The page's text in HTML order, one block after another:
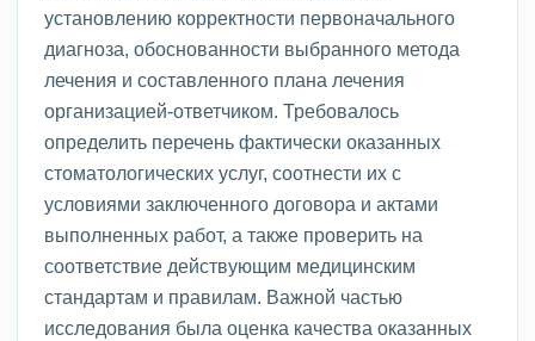
установлению корректности первоначального
диагноза, обоснованности выбранного метода
лечения и составленного плана лечения
организацией-ответчиком. Требовалось
определить перечень фактически оказанных
стоматологических услуг, соотнести их с
условиями заключенного договора и актами
выполненных работ, а также проверить на
соответствие действующим медицинским
стандартам и правилам. Важной частью
исследования была оценка качества оказанных